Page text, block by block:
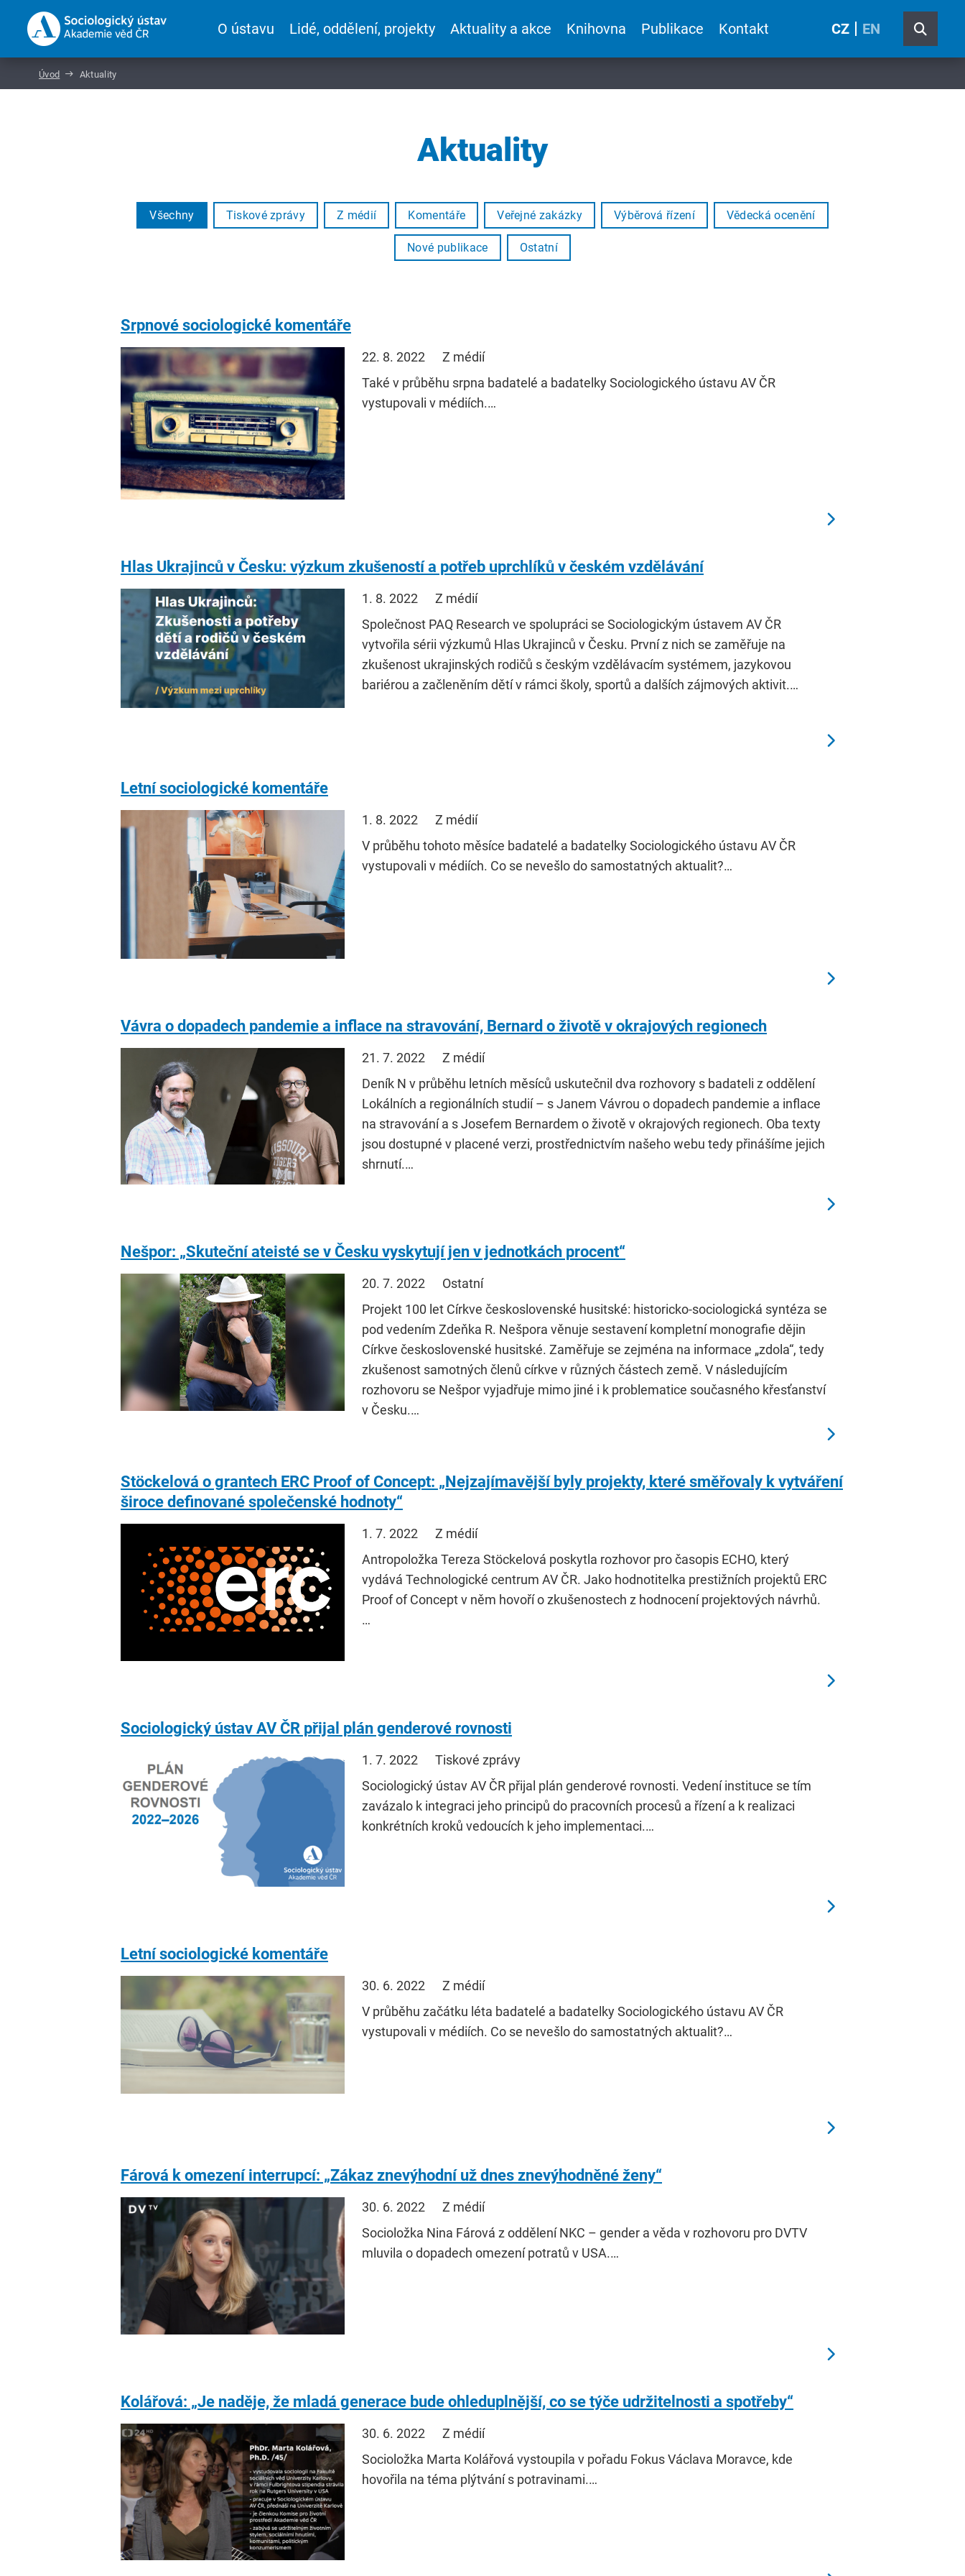
O ústavu Lidé, oddělení, projekty Aktuality a akce Knihovna Publikace Kontakt CZ EN
Úvod Aktuality
Aktuality
Všechny Tiskové zprávy Z médií Komentáře Veřejné zakázky Výběrová řízení Vědecká ocenění
Nové publikace Ostatní
Srpnové sociologické komentáře
22. 8. 2022
Z médií
Také v průběhu srpna badatelé a badatelky Sociologického ústavu AV ČR
vystupovali v médiích.…
Hlas Ukrajinců v Česku: výzkum zkušeností a potřeb uprchlíků v českém vzdělávání
1. 8. 2022
Z médií
Společnost PAQ Research ve spolupráci se Sociologickým ústavem AV ČR
vytvořila sérii výzkumů Hlas Ukrajinců v Česku. První z nich se zaměřuje na
zkušenost ukrajinských rodičů s českým vzdělávacím systémem, jazykovou
bariérou a začleněním dětí v rámci školy, sportů a dalších zájmových aktivit.…
Letní sociologické komentáře
1. 8. 2022
Z médií
V průběhu tohoto měsíce badatelé a badatelky Sociologického ústavu AV ČR
vystupovali v médiích. Co se nevešlo do samostatných aktualit?…
Vávra o dopadech pandemie a inflace na stravování, Bernard o životě v okrajových regionech
21. 7. 2022
Z médií
Deník N v průběhu letních měsíců uskutečnil dva rozhovory s badateli z oddělení
Lokálních a regionálních studií – s Janem Vávrou o dopadech pandemie a inflace
na stravování a s Josefem Bernardem o životě v okrajových regionech. Oba texty
jsou dostupné v placené verzi, prostřednictvím našeho webu tedy přinášíme jejich
shrnutí.…
Nešpor: „Skuteční ateisté se v Česku vyskytují jen v jednotkách procent“
20. 7. 2022
Ostatní
Projekt 100 let Církve československé husitské: historicko-sociologická syntéza se
pod vedením Zdeňka R. Nešpora věnuje sestavení kompletní monografie dějin
Církve československé husitské. Zaměřuje se zejména na informace „zdola“, tedy
zkušenost samotných členů církve v různých částech země. V následujícím
rozhovoru se Nešpor vyjadřuje mimo jiné i k problematice současného křesťanství
v Česku.…
Stöckelová o grantech ERC Proof of Concept: „Nejzajímavější byly projekty, které směřovaly k vytváření
široce definované společenské hodnoty“
1. 7. 2022
Z médií
Antropoložka Tereza Stöckelová poskytla rozhovor pro časopis ECHO, který
vydává Technologické centrum AV ČR. Jako hodnotitelka prestižních projektů ERC
Proof of Concept v něm hovoří o zkušenostech z hodnocení projektových návrhů.
…
Sociologický ústav AV ČR přijal plán genderové rovnosti
1. 7. 2022
Tiskové zprávy
Sociologický ústav AV ČR přijal plán genderové rovnosti. Vedení instituce se tím
zavázalo k integraci jeho principů do pracovních procesů a řízení a k realizaci
konkrétních kroků vedoucích k jeho implementaci.…
Letní sociologické komentáře
30. 6. 2022
Z médií
V průběhu začátku léta badatelé a badatelky Sociologického ústavu AV ČR
vystupovali v médiích. Co se nevešlo do samostatných aktualit?…
Fárová k omezení interrupcí: „Zákaz znevýhodní už dnes znevýhodněné ženy“
30. 6. 2022
Z médií
Socioložka Nina Fárová z oddělení NKC – gender a věda v rozhovoru pro DVTV
mluvila o dopadech omezení potratů v USA.…
Kolářová: „Je naděje, že mladá generace bude ohleduplnější, co se týče udržitelnosti a spotřeby“
30. 6. 2022
Z médií
Socioložka Marta Kolářová vystoupila v pořadu Fokus Václava Moravce, kde
hovořila na téma plýtvání s potravinami.…